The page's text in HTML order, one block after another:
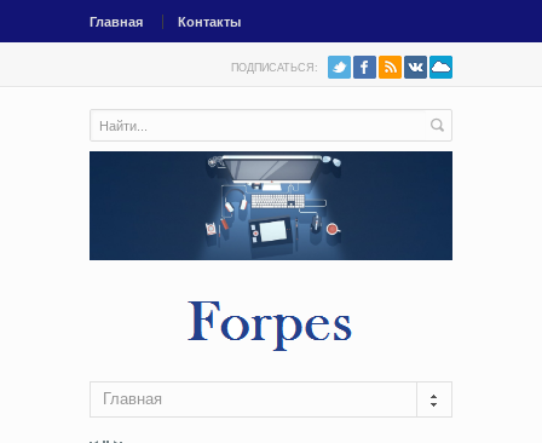
Главная Контакты
ПОДПИСАТЬСЯ:
Главная